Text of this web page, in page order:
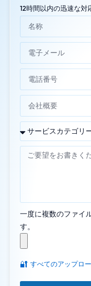
12時間以内の迅速な対
一度に複数のファイ
す。
🔐 すべてのアップロ